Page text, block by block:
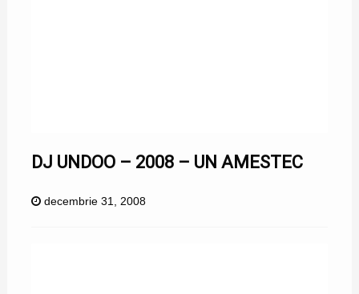
DJ UNDOO – 2008 – UN AMESTEC
decembrie 31, 2008